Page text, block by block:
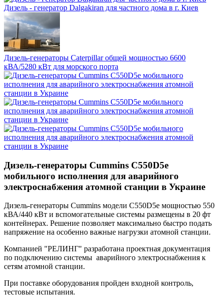
Дизель - генератор Dalgakiran для частного дома в г. Киев
Дизель-генераторы Caterpillar общей мощностью 6600
кВА/5280 кВт для морского порта
Дизель-генераторы Cummins C550D5e
мобильного исполнения для аварийного
электроснабжения атомной станции в Украине
Дизель-генераторы Cummins модели C550D5e мощностью 550
кВА/440 кВт и вспомогательные системы размещены в 20 фт
контейнерах. Решение позволяет максимально быстро подать
напряжение на особенно важные нагрузки атомной станции.
Компанией "РЕЛИНГ" разработана проектная документация
по подключению системы аварийного электроснабжения к
сетям атомной станции.
При поставке оборудования пройден входной контроль,
тестовые испытания.